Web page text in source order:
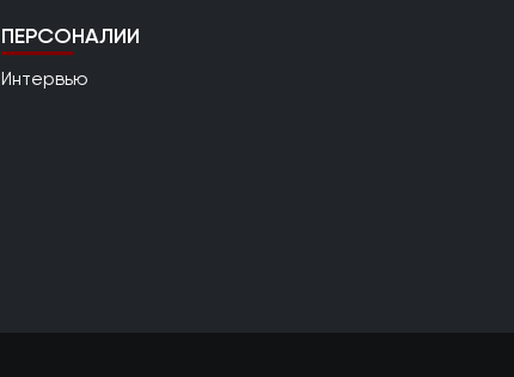
ПЕРСОНАЛИИ
Интервью